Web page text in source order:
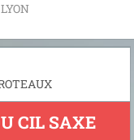
CIL SAXE